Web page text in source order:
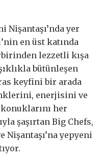
Nişantaşı’nda yer
en üst katında
lezzetli kışa
bütünleşen
keyfini bir arada
enerjisini ve
her
şaşırtan Big Chefs,
Nişantaşı’na yepyeni